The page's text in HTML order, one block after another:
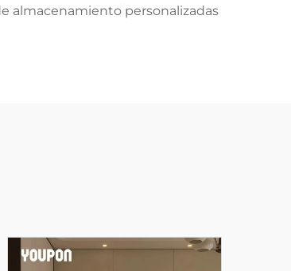
almacenamiento personalizadas